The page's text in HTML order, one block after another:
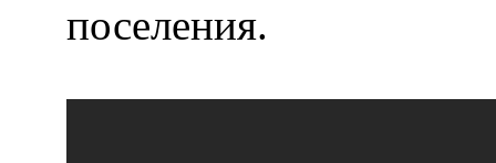
поселения.